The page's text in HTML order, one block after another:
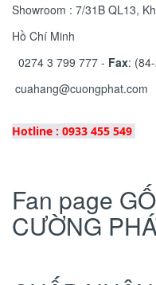
Showroom : 7/31B QL13,
Hồ Chí Minh
0274 3 799 777 - Fax:
cuahang@cuongphat.com
Hotline : 0933 455 549
Fan page
CƯỜNG